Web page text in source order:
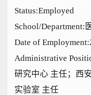
Status:Employed
School/Department:
Date of
Administrative
研究中心 主任；西
实验室 主任